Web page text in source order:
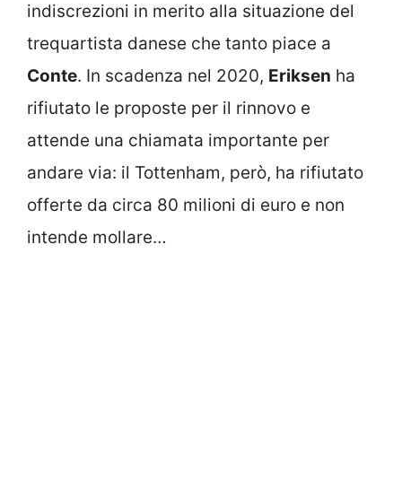
indiscrezioni in merito alla situazione del
trequartista danese che tanto piace a
Conte. In scadenza nel 2020, Eriksen ha
rifiutato le proposte per il rinnovo e
attende una chiamata importante per
andare via: il Tottenham, però, ha rifiutato
offerte da circa 80 milioni di euro e non
intende mollare…